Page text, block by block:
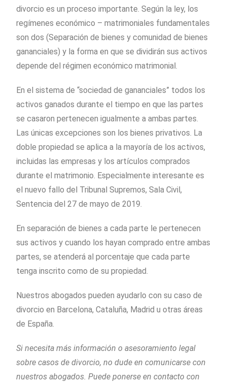
divorcio es un proceso importante. Según la ley, los
regímenes económico – matrimoniales fundamentales
son dos (Separación de bienes y comunidad de bienes
gananciales) y la forma en que se dividirán sus activos
depende del régimen económico matrimonial.
En el sistema de “sociedad de gananciales” todos los
activos ganados durante el tiempo en que las partes
se casaron pertenecen igualmente a ambas partes.
Las únicas excepciones son los bienes privativos. La
doble propiedad se aplica a la mayoría de los activos,
incluidas las empresas y los artículos comprados
durante el matrimonio. Especialmente interesante es
el nuevo fallo del Tribunal Supremos, Sala Civil,
Sentencia del 27 de mayo de 2019.
En separación de bienes a cada parte le pertenecen
sus activos y cuando los hayan comprado entre ambas
partes, se atenderá al porcentaje que cada parte
tenga inscrito como de su propiedad.
Nuestros abogados pueden ayudarlo con su caso de
divorcio en Barcelona, Cataluña, Madrid u otras áreas
de España.
Si necesita más información o asesoramiento legal
sobre casos de divorcio, no dude en comunicarse con
nuestros abogados. Puede ponerse en contacto con